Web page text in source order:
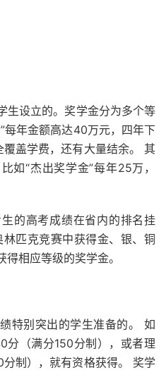
生设立的。奖学金分为多个等
每年金额高达40万元，四年下
盖学费，还有大量结余。 其
如“杰出奖学金”每年25万，
的高考成绩在省内的排名挂
匹克竞赛中获得金、银、铜
相应等级的奖学金。
特别突出的学生准备的。 如
分（满分150分制），或者理
制），就有资格获得。 奖学